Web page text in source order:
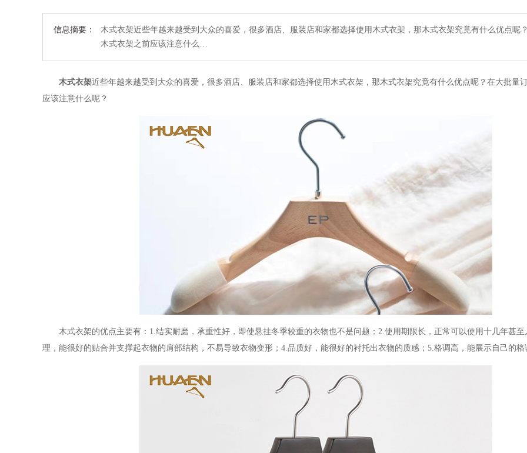
信息摘要：
木式衣架近些年越来越受到大众的喜爱，很多酒店、服装店和家都选择使用木式衣架，那木式衣架究竟有什么优点呢
木式衣架之前应该注意什么…
木式衣架近些年越来越受到大众的喜爱，很多酒店、服装店和家都选择使用木式衣架，那木式衣架究竟有什么优点呢？在大批量
应该注意什么呢？
木式衣架的优点主要有： 1.结实耐磨，承重性好，即使悬挂冬季较重的衣物也不是问题；2.使用期限长，正常可以使用十几年甚至
理，能很好的贴合并支撑起衣物的肩部结构，不易导致衣物变形；4.品质好，能很好的衬托出衣物的质感；5.格调高，能展示自己的格